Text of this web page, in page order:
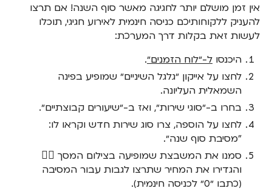
אין זמן מושלם יותר לחגיגה מאשר סוף השנה! אם תרצו
להעניק ללקוחותיכם כניסה חינמית לאירוע חגיגי, תוכלו
לעשות זאת בקלות דרך המערכת:
היכנסו ל-״לוח הזמנים״.
לחצו על אייקון ״גלגל השיניים״ שמופיע בפינה
השמאלית העליונה.
בחרו ב-״סוגי שירות״, ואז ב-״שיעורים קבוצתיים״.
לחצו על הוספה, צרו סוג שירות חדש וקראו לו:
"מסיבת סוף שנה״.
סמנו את המשבצת שמופיעה בצילום המסך 👆🏽
והגדירו את המחיר שתרצו לגבות עבור המסיבה
(כתבו ״0״ לכניסה חינמית).